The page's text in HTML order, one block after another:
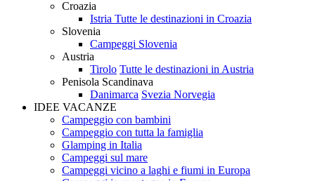
Croazia
Istria Tutte le destinazioni in Croazia
Slovenia
Campeggi Slovenia
Austria
Tirolo Tutte le destinazioni in Austria
Penisola Scandinava
Danimarca Svezia Norvegia
IDEE VACANZE
Campeggio con bambini
Campeggio con tutta la famiglia
Glamping in Italia
Campeggi sul mare
Campeggi vicino a laghi e fiumi in Europa